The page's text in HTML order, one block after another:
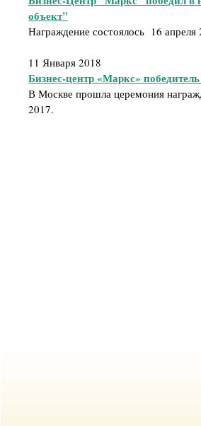
объект"
Награждение состоялось 16 апреля
11 Января 2018
Бизнес-центр «Маркс»
В Москве прошла церемония
2017.